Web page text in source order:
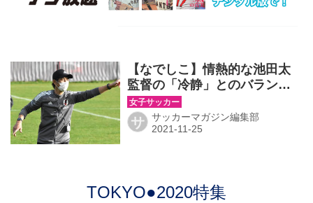
【なでしこ】情熱的な池田太
監督の「冷静」とのバランス
感覚。初陣へ「選手が迷いな
くピッチに立てるように」
サ サッカーマガジン編集部
TOKYO●2020特集